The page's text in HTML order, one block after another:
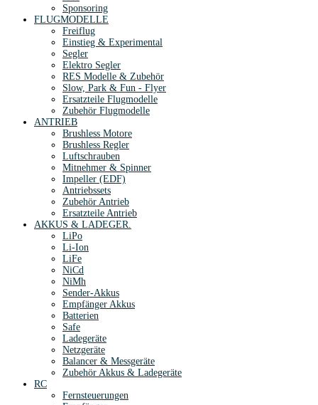
Sponsoring
FLUGMODELLE
Freiflug
Einstieg & Experimental
Segler
Elektro Segler
RES Modelle & Zubehör
Slow, Park & Fun - Flyer
Ersatzteile Flugmodelle
Zubehör Flugmodelle
ANTRIEB
Brushless Motore
Brushless Regler
Luftschrauben
Mitnehmer & Spinner
Impeller (EDF)
Antriebssets
Zubehör Antrieb
Ersatzteile Antrieb
AKKUS & LADEGER.
LiPo
Li-Ion
LiFe
NiCd
NiMh
Sender-Akkus
Empfänger Akkus
Batterien
Safe
Ladegeräte
Netzgeräte
Balancer & Messgeräte
Zubehör Akkus & Ladegeräte
RC
Fernsteuerungen